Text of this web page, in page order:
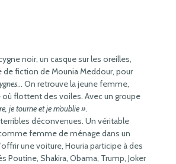
noir, un casque sur les oreilles,
de fiction de Mounia Meddour, pour
… On retrouve la jeune femme,
flottent des voiles. Avec un groupe
je tourne et je m’oublie ».
déconvenues. Un véritable
femme de ménage dans un
une voiture, Houria participe à des
Shakira, Obama, Trump, Joker